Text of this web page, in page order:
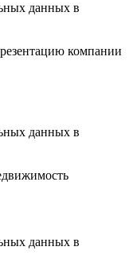
данных в
компании
данных в
данных в